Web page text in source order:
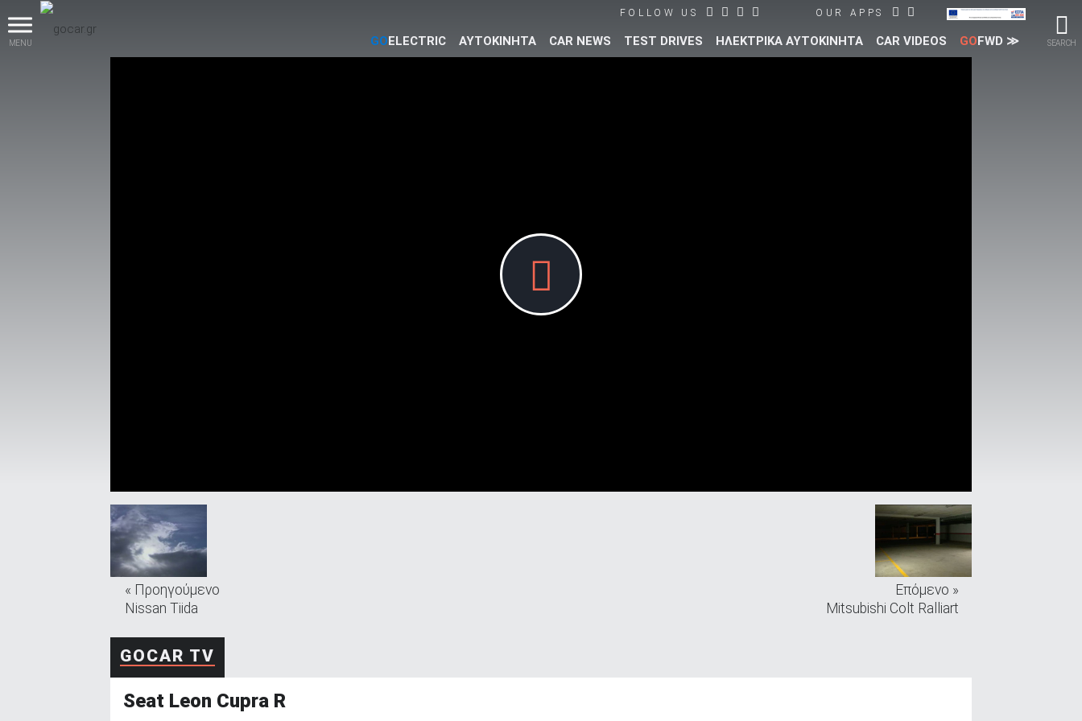
MENU SEARCH
FOLLOW US OUR APPS
GOELECTRIC ΑΥΤΟΚΙΝΗΤΑ CAR NEWS TEST DRIVES ΗΛΕΚΤΡΙΚΑ ΑΥΤΟΚΙΝΗΤΑ CAR VIDEOS GOFWD ≫
ΑΝΑΖΗΤΗΣΗ
« Προηγούμενο
Nissan Tiida
Επόμενο »
Mitsubishi Colt Ralliart
GOCAR TV
Seat Leon Cupra R